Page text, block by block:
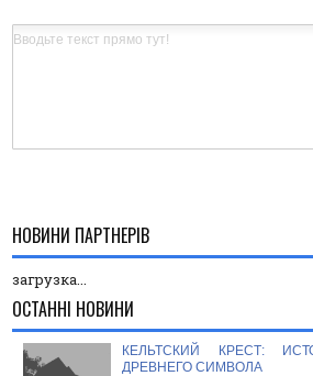
НОВИНИ ПАРТНЕРІВ
загрузка...
ОСТАННІ НОВИНИ
КЕЛЬТСКИЙ КРЕСТ:
ДРЕВНЕГО СИМВОЛА